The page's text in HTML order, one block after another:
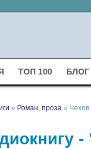
ТОП 100 БЛОГ
» Роман, проза » Чехов